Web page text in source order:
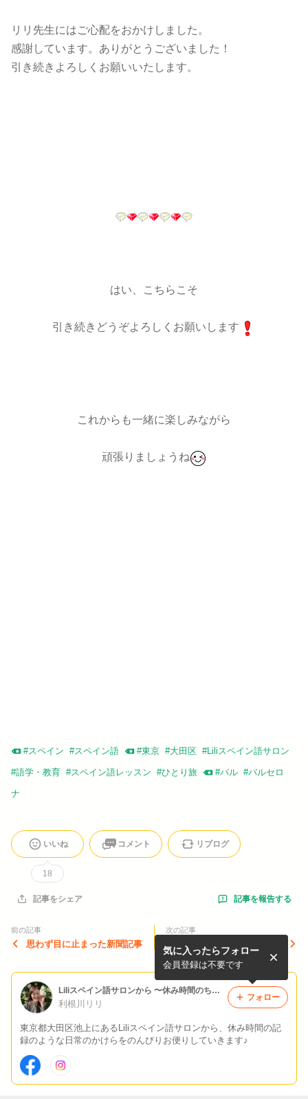
リリ先生にはご心配をおかけしました。
感謝しています。ありがとうございました！
引き続きよろしくお願いいたします。
はい、こちらこそ
引き続きどうぞよろしくお願いします
これからも一緒に楽しみながら
頑張りましょうね
#スペイン #スペイン語 #東京 #大田区 #Liliスペイン語サロン
#語学・教育 #スペイン語レッスン #ひとり旅 #バル #バルセロ
ナ
いいね
18
コメント リブログ
記事をシェア 記事を報告する
前の記事
思わず目に止まった新聞記事
次の記事
ご近所散歩 〜新しいパン屋
さん〜
Liliスペイン語サロンから 〜休み時間のちょこっと便り〜
利根川リリ
東京都大田区池上にあるLiliスペイン語サロンから、休み時間の記
録のような日常のかけらをのんびりお便りしていきます♪
気に入ったらフォロー
会員登録は不要です
フォロー